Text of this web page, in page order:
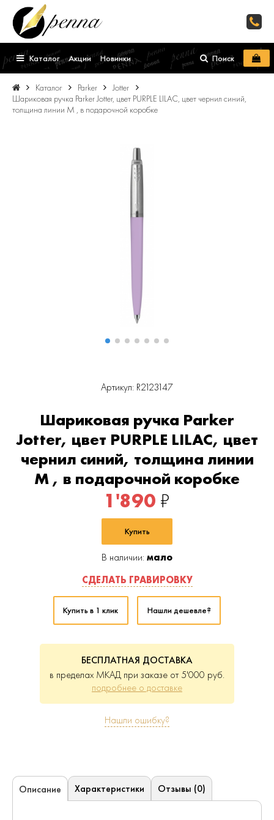
Каталог Акции Новинки Поиск
Каталог Parker
Jotter
Шариковая ручка Parker Jotter, цвет PURPLE LILAC, цвет чернил синий,
толщина линии M , в подарочной коробке
Артикул: R2123147
Шариковая ручка Parker
Jotter, цвет PURPLE LILAC, цвет
чернил синий, толщина линии
M , в подарочной коробке
1'890 ₽
Купить
В наличии: мало
СДЕЛАТЬ ГРАВИРОВКУ
Купить в 1 клик Нашли дешевле?
БЕСПЛАТНАЯ ДОСТАВКА
в пределах МКАД при заказе от 5'000 руб.
подробнее о доставке
Нашли ошибку?
Описание Характеристики Отзывы (0)